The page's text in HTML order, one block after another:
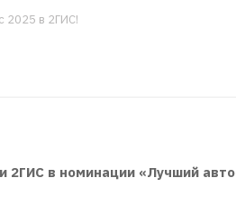
2025 в 2ГИС!
в номинации «Лучший